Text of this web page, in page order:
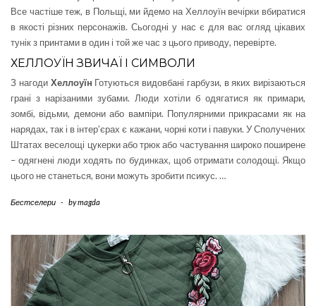
Все частіше теж, в Польщі, ми йдемо на Хеллоуїн вечірки вбиратися
в якості різних персонажів. Сьогодні у нас є для вас огляд цікавих
тунік з принтами в один і той же час з цього приводу, перевірте.
ХЕЛЛОУЇН ЗВИЧАЇ І СИМВОЛИ
З нагоди Хеллоуїн Готуються видовбані гарбузи, в яких вирізаються
грані з нарізаними зубами. Люди хотіли б одягатися як примари,
зомбі, відьми, демони або вампіри. Популярними прикрасами як на
нарядах, так і в інтер’єрах є кажани, чорні коти і павуки. У Сполучених
Штатах веселощі цукерки або трюк або частування широко поширене
– одягнені люди ходять по будинках, щоб отримати солодощі. Якщо
цього не станеться, вони можуть зробити псикус. …
Бестселери - bymagda